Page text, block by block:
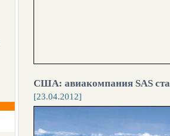
США: авиакомпания SAS
[23.04.2012]